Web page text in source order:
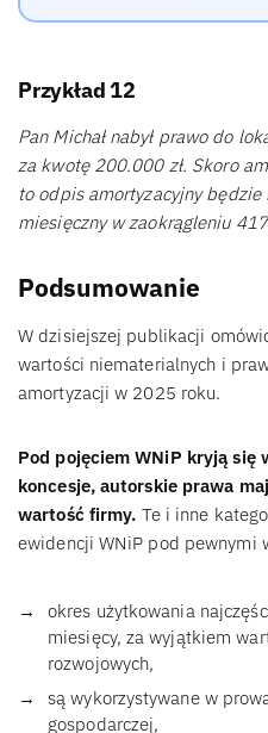
Przykład 12
Pan Michał nabył prawo do
za kwotę 200.000 zł. Skoro
to odpis amortyzacyjny będzie
miesięczny w zaokrągleniu 417
Podsumowanie
W dzisiejszej publikacji
wartości niematerialnych i
amortyzacji w 2025 roku.
Pod pojęciem WNiP kryją się
koncesje, autorskie prawa
wartość firmy. Te i inne
ewidencji WNiP pod pewnymi
okres użytkowania
miesięcy, za wyjątkiem
rozwojowych,
są wykorzystywane w
gospodarczej,